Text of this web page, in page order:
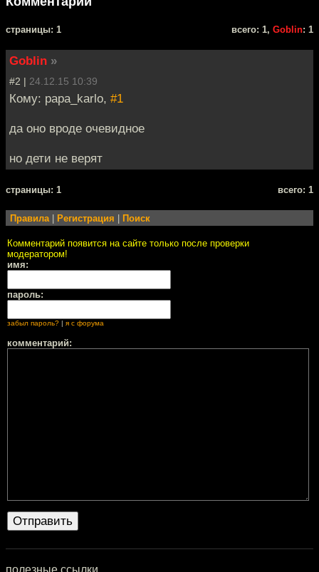
cтраницы: 1 всего: 1, Goblin: 1
Goblin »
#2 | 24.12.15 10:39
Кому: papa_karlo, #1
да оно вроде очевидное
но дети не верят
cтраницы: 1 всего: 1
Правила| Регистрация Поиск
Комментарий появится на сайте только после проверки
модератором!
имя:
пароль:
забыл пароль? я с форума
комментарий: